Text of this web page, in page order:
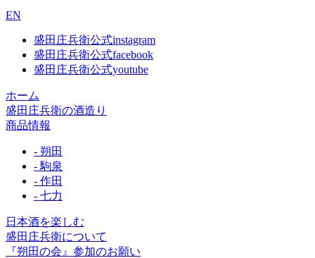
EN
盛田庄兵衛公式instagram
盛田庄兵衛公式facebook
盛田庄兵衛公式youtube
ホーム
盛田庄兵衛の酒造り
商品情報
- 朔田
- 駒泉
- 作田
- 七力
日本酒を楽しむ
盛田庄兵衛について
『朔田の会』参加のお願い